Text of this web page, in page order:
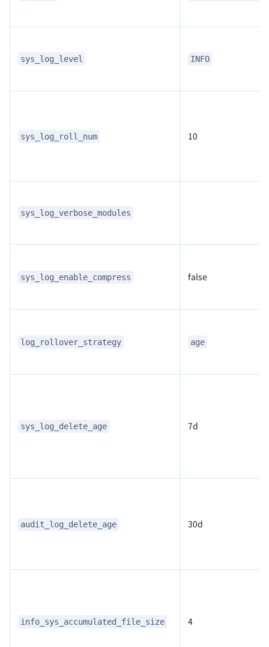
sys_log_level INFO
sys_log_roll_num 10
sys_log_verbose_modules
sys_log_enable_compress false
log_rollover_strategy age
sys_log_delete_age 7d
audit_log_delete_age 30d
info_sys_accumulated_file_size 4